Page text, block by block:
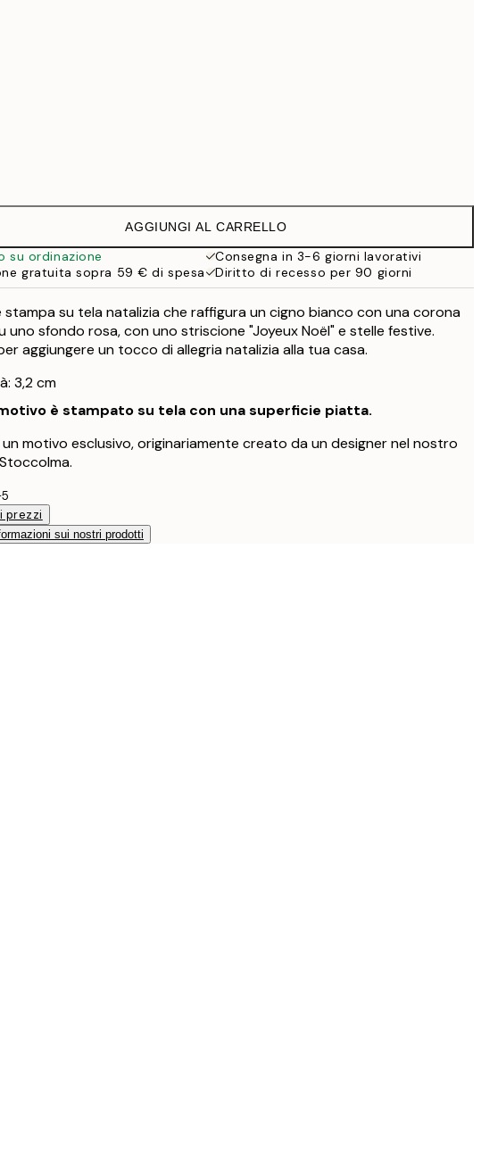
AGGIUNGI AL CARRELLO
su ordinazione
Consegna in 3-6 giorni lavorativi
gratuita sopra 59 € di spesa
Diritto di recesso per 90 giorni
stampa su tela natalizia che raffigura un cigno bianco con una corona
uno sfondo rosa, con uno striscione "Joyeux Noël" e stelle festive.
aggiungere un tocco di allegria natalizia alla tua casa.
3,2 cm
è stampato su tela con una superficie piatta.
motivo esclusivo, originariamente creato da un designer nel nostro
prezzi
sui nostri prodotti